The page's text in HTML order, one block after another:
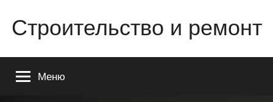
содержимому
Строительство и ремонт
строительстве
Меню